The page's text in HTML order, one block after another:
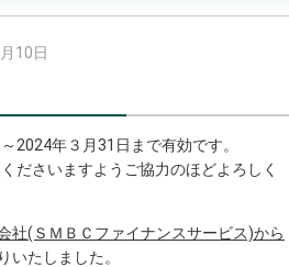
10日
2024年３月31日まで有効です。
ださいますようご協力のほどよろしく
社(ＳＭＢＣファイナンスサービス)から
いたしました。